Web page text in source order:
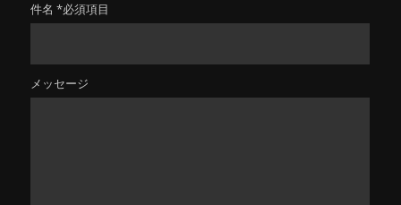
件名 *必須項目
メッセージ